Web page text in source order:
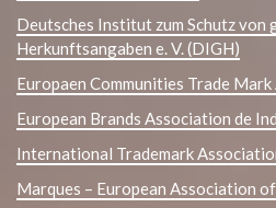
Deutsches Institut zum Schutz von
Herkunftsangaben e. V. (DIGH)
Europaen Communities Trade
European Brands Association de
International Trademark
Marques – European Association